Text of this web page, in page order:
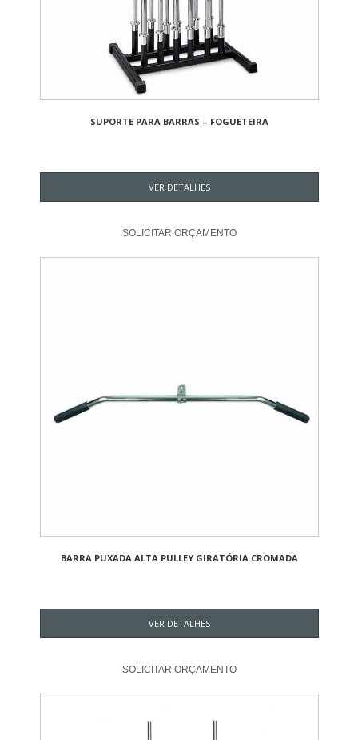
SUPORTE PARA BARRAS – FOGUETEIRA
VER DETALHES
SOLICITAR ORÇAMENTO
BARRA PUXADA ALTA PULLEY GIRATÓRIA CROMADA
VER DETALHES
SOLICITAR ORÇAMENTO